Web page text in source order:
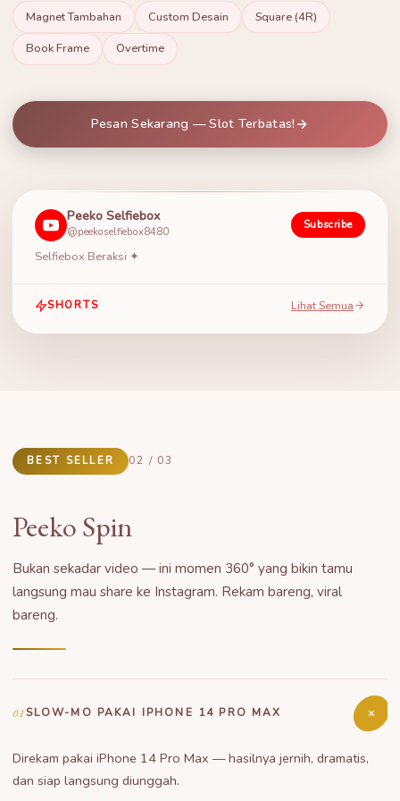
Magnet Tambahan Custom Desain
Square (4R)
Book Frame
Overtime
Pesan Sekarang — Slot Terbatas!
Peeko Selfiebox
@peekoselfiebox8480 Subscribe
Selfiebox Beraksi ✦
SHORTS Lihat Semua
BEST SELLER 02 / 03
Peeko Spin
Bukan sekadar video — ini momen 360° yang bikin tamu
langsung mau share ke Instagram. Rekam bareng, viral
bareng.
01SLOW-MO PAKAI IPHONE 14 PRO MAX
Direkam pakai iPhone 14 Pro Max — hasilnya jernih, dramatis,
dan siap langsung diunggah.